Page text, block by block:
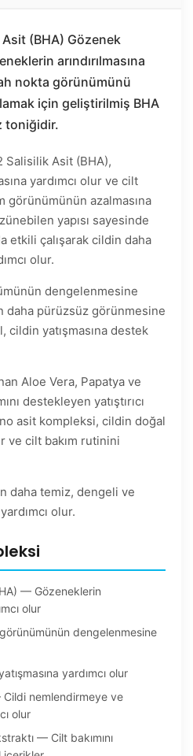
(BHA) Gözenek
arındırılmasına
nokta görünümünü
için geliştirilmiş BHA
toniğidir.
Salisilik Asit (BHA),
yardımcı olur ve cilt
görünümünün azalmasına
yapısı sayesinde
etkili çalışarak cildin daha
olur.
dengelenmesine
daha pürüzsüz görünmesine
cildin yatışmasına destek
Aloe Vera, Papatya ve
destekleyen yatıştırıcı
asit kompleksi, cildin doğal
ve cilt bakım rutinini
daha temiz, dengeli ve
olur.
— Gözeneklerin
olur
dengelenmesine
yardımcı olur
nemlendirmeye ve
olur
— Cilt bakımını